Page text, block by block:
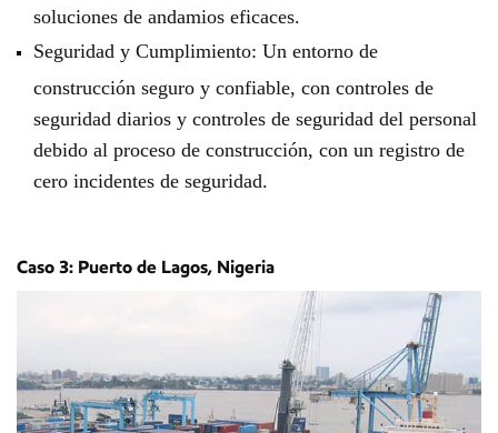
soluciones de andamios eficaces.
Seguridad y Cumplimiento: Un entorno de
construcción seguro y confiable, con controles de
seguridad diarios y controles de seguridad del personal
debido al proceso de construcción, con un registro de
cero incidentes de seguridad.
Caso 3: Puerto de Lagos, Nigeria